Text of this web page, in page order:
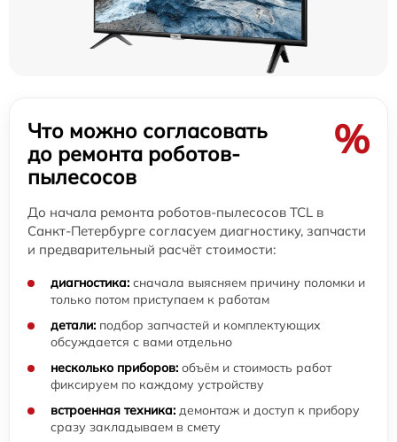
Что можно согласовать
до ремонта роботов-
пылесосов
%
До начала ремонта роботов-пылесосов TCL в
Санкт-Петербурге согласуем диагностику, запчасти
и предварительный расчёт стоимости:
диагностика: сначала выясняем причину поломки и
только потом приступаем к работам
детали: подбор запчастей и комплектующих
обсуждается с вами отдельно
несколько приборов: объём и стоимость работ
фиксируем по каждому устройству
встроенная техника: демонтаж и доступ к прибору
сразу закладываем в смету